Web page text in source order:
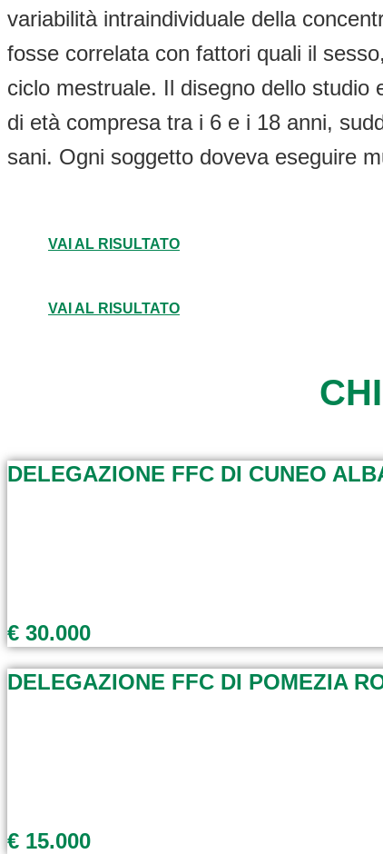
variabilità intraindividuale della
fosse correlata con fattori quali il
ciclo mestruale. Il disegno dello
di età compresa tra i 6 e i 18 anni,
sani. Ogni soggetto doveva eseguire
VAI AL RISULTATO
VAI AL RISULTATO
DELEGAZIONE FFC DI CUNEO
€ 30.000
DELEGAZIONE FFC DI POMEZIA
€ 15.000